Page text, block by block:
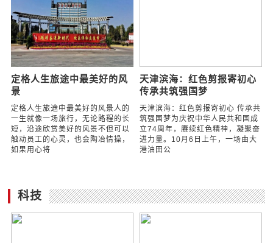
2023弦动油城
古典吉他专场公益音乐会2023弦
动油城古典吉他是一门精深的艺
术，拥有悠久的历史和丰富的曲
目。目前国内各大音乐学院均开设
有古典吉他专业，
街阳光佳园西社